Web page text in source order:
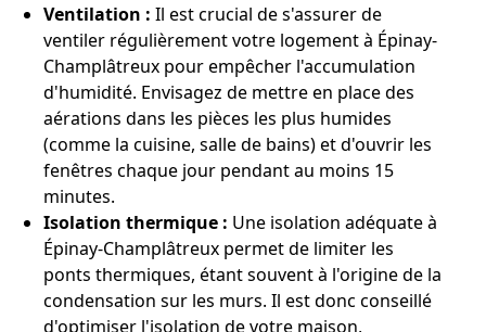
Ventilation : Il est crucial de s'assurer de
ventiler régulièrement votre logement à Épinay-
Champlâtreux pour empêcher l'accumulation
d'humidité. Envisagez de mettre en place des
aérations dans les pièces les plus humides
(comme la cuisine, salle de bains) et d'ouvrir les
fenêtres chaque jour pendant au moins 15
minutes.
Isolation thermique : Une isolation adéquate à
Épinay-Champlâtreux permet de limiter les
ponts thermiques, étant souvent à l'origine de la
condensation sur les murs. Il est donc conseillé
d'optimiser l'isolation de votre maison,